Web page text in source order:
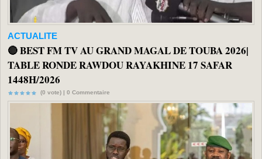
ACTUALITE
🔴 BEST FM TV AU GRAND MAGAL DE TOUBA 2026|
TABLE RONDE RAWDOU RAYAKHINE 17 SAFAR
1448H/2026
(0 vote) | 0 Commentaire